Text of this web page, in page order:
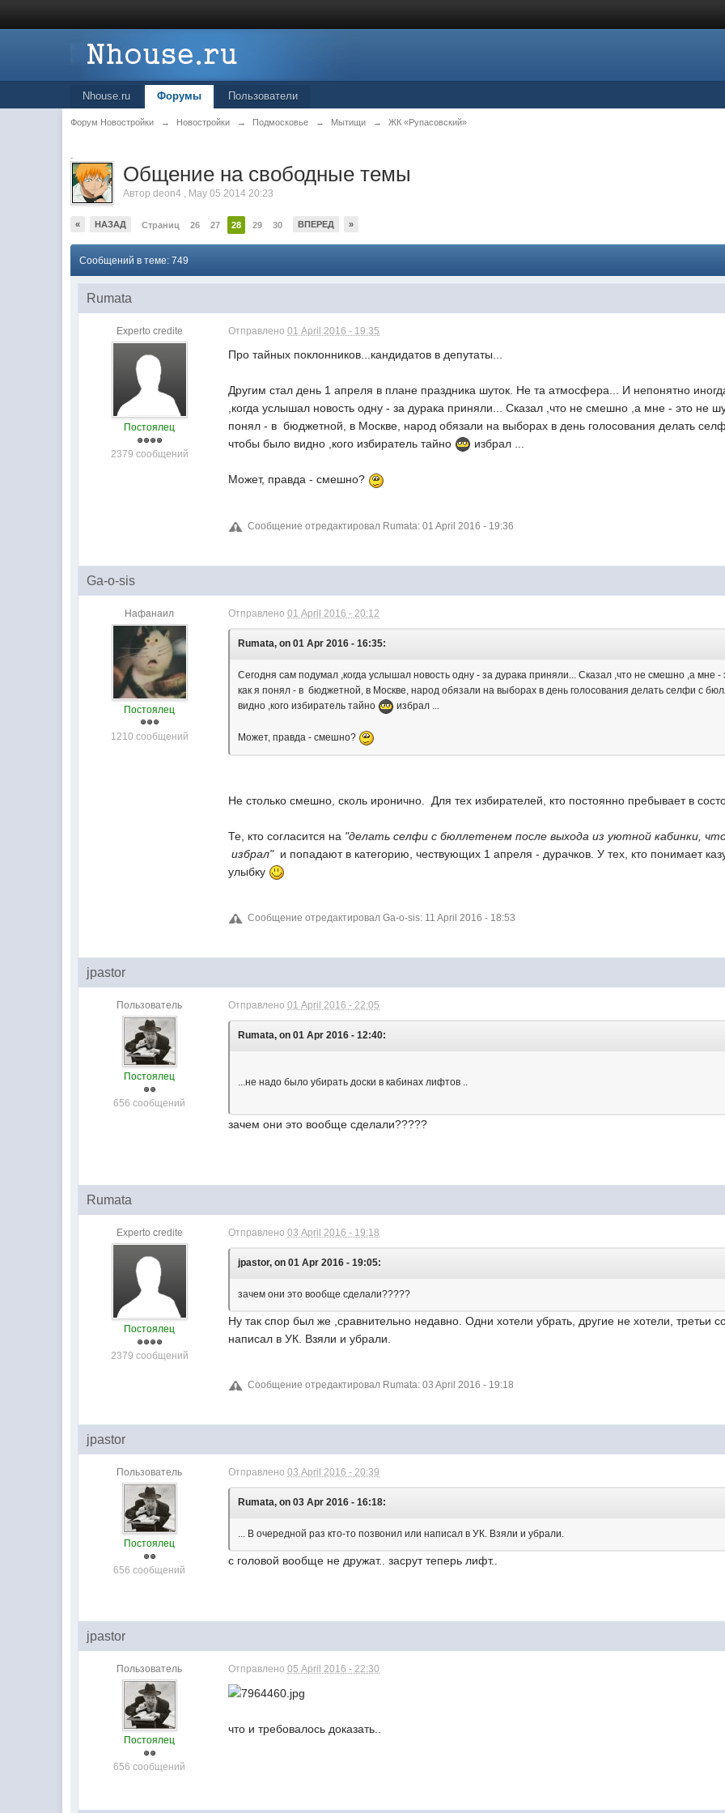
Nhouse.ru Форумы Пользователи
Форум Новостройки → Новостройки → Подмосковье → Мытищи → ЖК «Рупасовский»
.
Общение на свободные темы
Авторdeon4 , May 05 2014 20:23
« НАЗАД Страниц 26 27 28 29 30 ВПЕРЕД »
Сообщений в теме: 749
Rumata
Experto credite
Постоялец
2379 сообщений
Отправлено01 April 2016 - 19:35
Про тайных поклонников...кандидатов в депутаты...
Другим стал день 1 апреля в плане праздника шуток. Не та атмосфера... И непонятно
,когда услышал новость одну - за дурака приняли... Сказал ,что не смешно ,а мне - это не
понял - в бюджетной, в Москве, народ обязали на выборах в день голосования делать
чтобы было видно ,кого избиратель тайно
избрал ...
Может, правда - смешно?
Сообщение отредактировал Rumata: 01 April 2016 - 19:36
Ga-o-sis
Нафанаил
Постоялец
1210 сообщений
Отправлено01 April 2016 - 20:12
Rumata, on 01 Apr 2016 - 16:35:
Сегодня сам подумал ,когда услышал новость одну - за дурака приняли... Сказал ,что не смешно ,а мне
как я понял - в бюджетной, в Москве, народ обязали на выборах в день голосования делать селфи с
видно ,кого избиратель тайно
избрал ...
Может, правда - смешно?
Не столько смешно, сколь иронично. Для тех избирателей, кто постоянно пребывает в
Те, кто согласится на "делать селфи с бюллетенем после выхода из уютной кабинки,
избрал" и попадают в категорию, чествующих 1 апреля - дурачков. У тех, кто понимает
улыбку
Сообщение отредактировал Ga-o-sis: 11 April 2016 - 18:53
jpastor
Пользователь
Постоялец
656 сообщений
Отправлено01 April 2016 - 22:05
Rumata, on 01 Apr 2016 - 12:40:
...не надо было убирать доски в кабинах лифтов ..
зачем они это вообще сделали?????
Rumata
Experto credite
Постоялец
2379 сообщений
Отправлено03 April 2016 - 19:18
jpastor, on 01 Apr 2016 - 19:05:
зачем они это вообще сделали?????
Ну так спор был же ,сравнительно недавно. Одни хотели убрать, другие не хотели, третьи
написал в УК. Взяли и убрали.
Сообщение отредактировал Rumata: 03 April 2016 - 19:18
jpastor
Пользователь
Постоялец
656 сообщений
Отправлено03 April 2016 - 20:39
Rumata, on 03 Apr 2016 - 16:18:
... В очередной раз кто-то позвонил или написал в УК. Взяли и убрали.
с головой вообще не дружат.. засрут теперь лифт..
jpastor
Пользователь
Постоялец
656 сообщений
Отправлено05 April 2016 - 22:30
что и требовалось доказать..